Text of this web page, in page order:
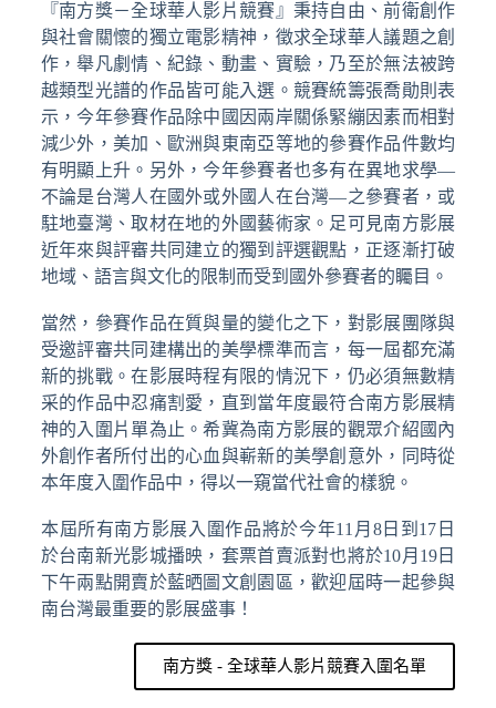
『南方獎－全球華人影片競賽』秉持自由、前衛創作
與社會關懷的獨立電影精神，徵求全球華人議題之創
作，舉凡劇情、紀錄、動畫、實驗，乃至於無法被跨
越類型光譜的作品皆可能入選。競賽統籌張喬勛則表
示，今年參賽作品除中國因兩岸關係緊繃因素而相對
減少外，美加、歐洲與東南亞等地的參賽作品件數均
有明顯上升。另外，今年參賽者也多有在異地求學—
不論是台灣人在國外或外國人在台灣—之參賽者，或
駐地臺灣、取材在地的外國藝術家。足可見南方影展
近年來與評審共同建立的獨到評選觀點，正逐漸打破
地域、語言與文化的限制而受到國外參賽者的矚目。
當然，參賽作品在質與量的變化之下，對影展團隊與
受邀評審共同建構出的美學標準而言，每一屆都充滿
新的挑戰。在影展時程有限的情況下，仍必須無數精
采的作品中忍痛割愛，直到當年度最符合南方影展精
神的入圍片單為止。希冀為南方影展的觀眾介紹國內
外創作者所付出的心血與嶄新的美學創意外，同時從
本年度入圍作品中，得以一窺當代社會的樣貌。
本屆所有南方影展入圍作品將於今年11月8日到17日
於台南新光影城播映，套票首賣派對也將於10月19日
下午兩點開賣於藍晒圖文創園區，歡迎屆時一起參與
南台灣最重要的影展盛事！
南方獎 - 全球華人影片競賽入圍名單